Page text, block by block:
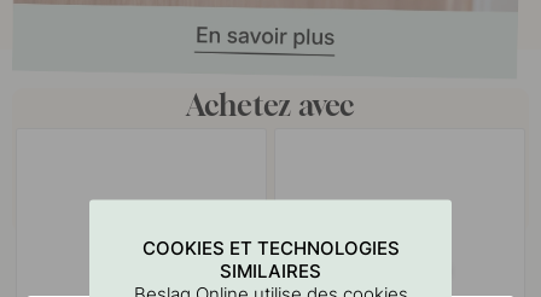
Achetez avec
COOKIES ET TECHNOLOGIES
SIMILAIRES